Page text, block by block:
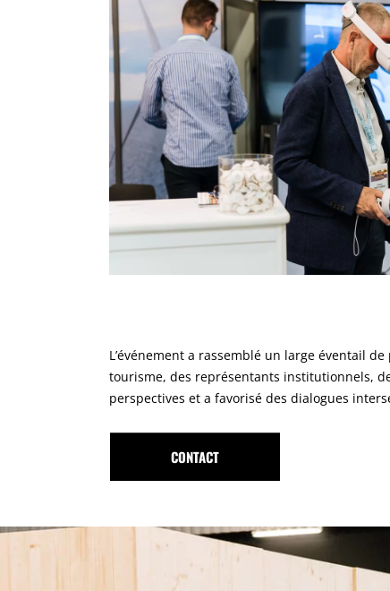
L’événement a rassemblé un large éventail
tourisme, des représentants institutionnels,
perspectives et a favorisé des dialogues